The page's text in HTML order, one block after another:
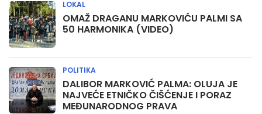
OMAŽ DRAGANU MARKOVIĆU PALMI SA
50 HARMONIKA (VIDEO)
LOKAL
DALIBOR MARKOVIĆ PALMA: OLUJA JE
NAJVEĆE ETNIČKO ČIŠĆENJE I PORAZ
MEĐUNARODNOG PRAVA
POLITIKA